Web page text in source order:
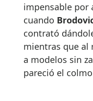
impensable por
cuando
contrató
mientras que al
a modelos sin
pareció el